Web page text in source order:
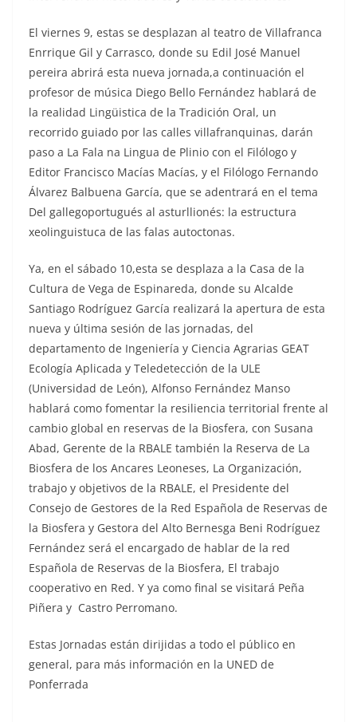
El viernes 9, estas se desplazan al teatro de Villafranca
Enrrique Gil y Carrasco, donde su Edil José Manuel
pereira abrirá esta nueva jornada,a continuación el
profesor de música Diego Bello Fernández hablará de
la realidad Lingüistica de la Tradición Oral, un
recorrido guiado por las calles villafranquinas, darán
paso a La Fala na Lingua de Plinio con el Filólogo y
Editor Francisco Macías Macías, y el Filólogo Fernando
Álvarez Balbuena García, que se adentrará en el tema
Del gallegoportugués al asturllionés: la estructura
xeolinguistuca de las falas autoctonas.
Ya, en el sábado 10,esta se desplaza a la Casa de la
Cultura de Vega de Espinareda, donde su Alcalde
Santiago Rodríguez García realizará la apertura de esta
nueva y última sesión de las jornadas, del
departamento de Ingeniería y Ciencia Agrarias GEAT
Ecología Aplicada y Teledetección de la ULE
(Universidad de León), Alfonso Fernández Manso
hablará como fomentar la resiliencia territorial frente al
cambio global en reservas de la Biosfera, con Susana
Abad, Gerente de la RBALE también la Reserva de La
Biosfera de los Ancares Leoneses, La Organización,
trabajo y objetivos de la RBALE, el Presidente del
Consejo de Gestores de la Red Española de Reservas de
la Biosfera y Gestora del Alto Bernesga Beni Rodríguez
Fernández será el encargado de hablar de la red
Española de Reservas de la Biosfera, El trabajo
cooperativo en Red. Y ya como final se visitará Peña
Piñera y Castro Perromano.
Estas Jornadas están dirijidas a todo el público en
general, para más información en la UNED de
Ponferrada